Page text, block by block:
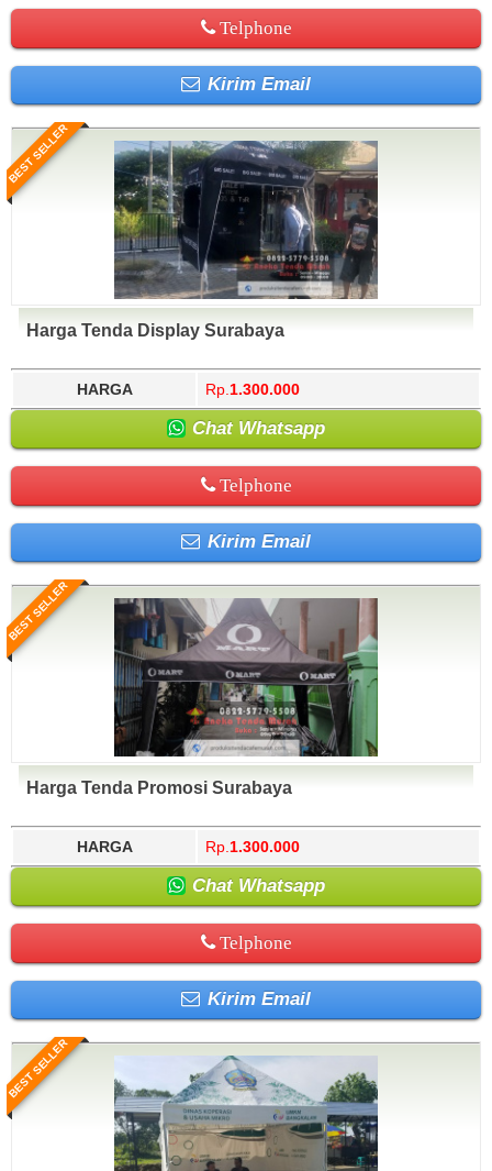
Telphone
Kirim Email
BEST SELLER
Harga Tenda Display Surabaya
HARGA Rp. 1.300.000
Chat Whatsapp
Telphone
Kirim Email
BEST SELLER
Harga Tenda Promosi Surabaya
HARGA Rp. 1.300.000
Chat Whatsapp
Telphone
Kirim Email
BEST SELLER